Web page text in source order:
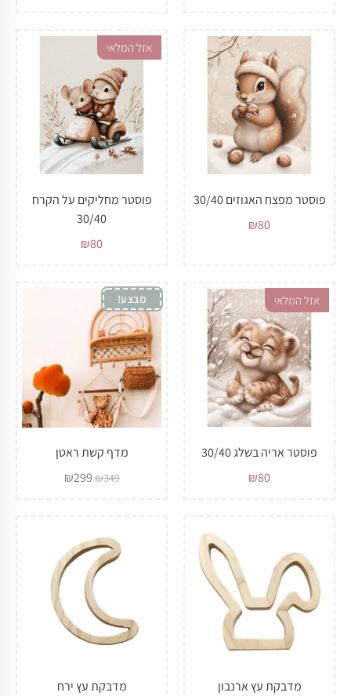
פוסטר מפצח האגוזים 30/40
₪80
אזל המלאי
פוסטר מחליקים על הקרח
30/40
₪80
אזל המלאי
פוסטר אריה בשלג 30/40
₪80
מבצע!
מדף קשת ראטן
₪349
₪299
מדבקת עץ ארנבון
מדבקת עץ ירח